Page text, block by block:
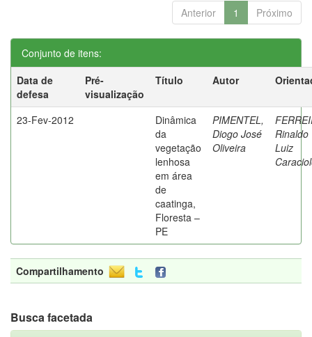
Anterior 1 Próximo
Conjunto de itens:
Data de
defesa
Pré-
visualização
Título Autor
23-Fev-2012
Dinâmica
da
vegetação
lenhosa
em área
de
caatinga,
Floresta –
PE
PIMENTEL,
Diogo José
Oliveira
Rinaldo
Luiz
Compartilhamento
Busca facetada